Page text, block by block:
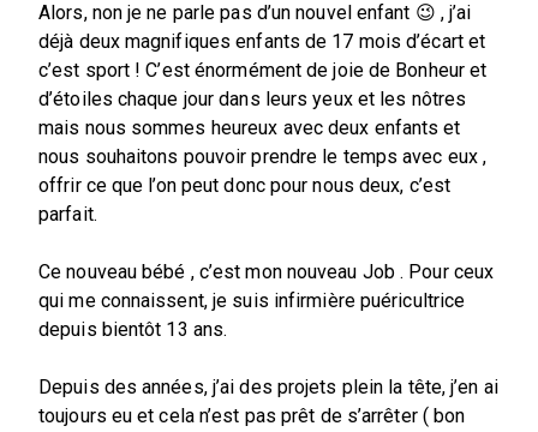
Alors, non je ne parle pas d’un nouvel enfant 😉 , j’ai
déjà deux magnifiques enfants de 17 mois d’écart et
c’est sport ! C’est énormément de joie de Bonheur et
d’étoiles chaque jour dans leurs yeux et les nôtres
mais nous sommes heureux avec deux enfants et
nous souhaitons pouvoir prendre le temps avec eux ,
offrir ce que l’on peut donc pour nous deux, c’est
parfait.
Ce nouveau bébé , c’est mon nouveau Job . Pour ceux
qui me connaissent, je suis infirmière puéricultrice
depuis bientôt 13 ans.
Depuis des années, j’ai des projets plein la tête, j’en ai
toujours eu et cela n’est pas prêt de s’arrêter ( bon